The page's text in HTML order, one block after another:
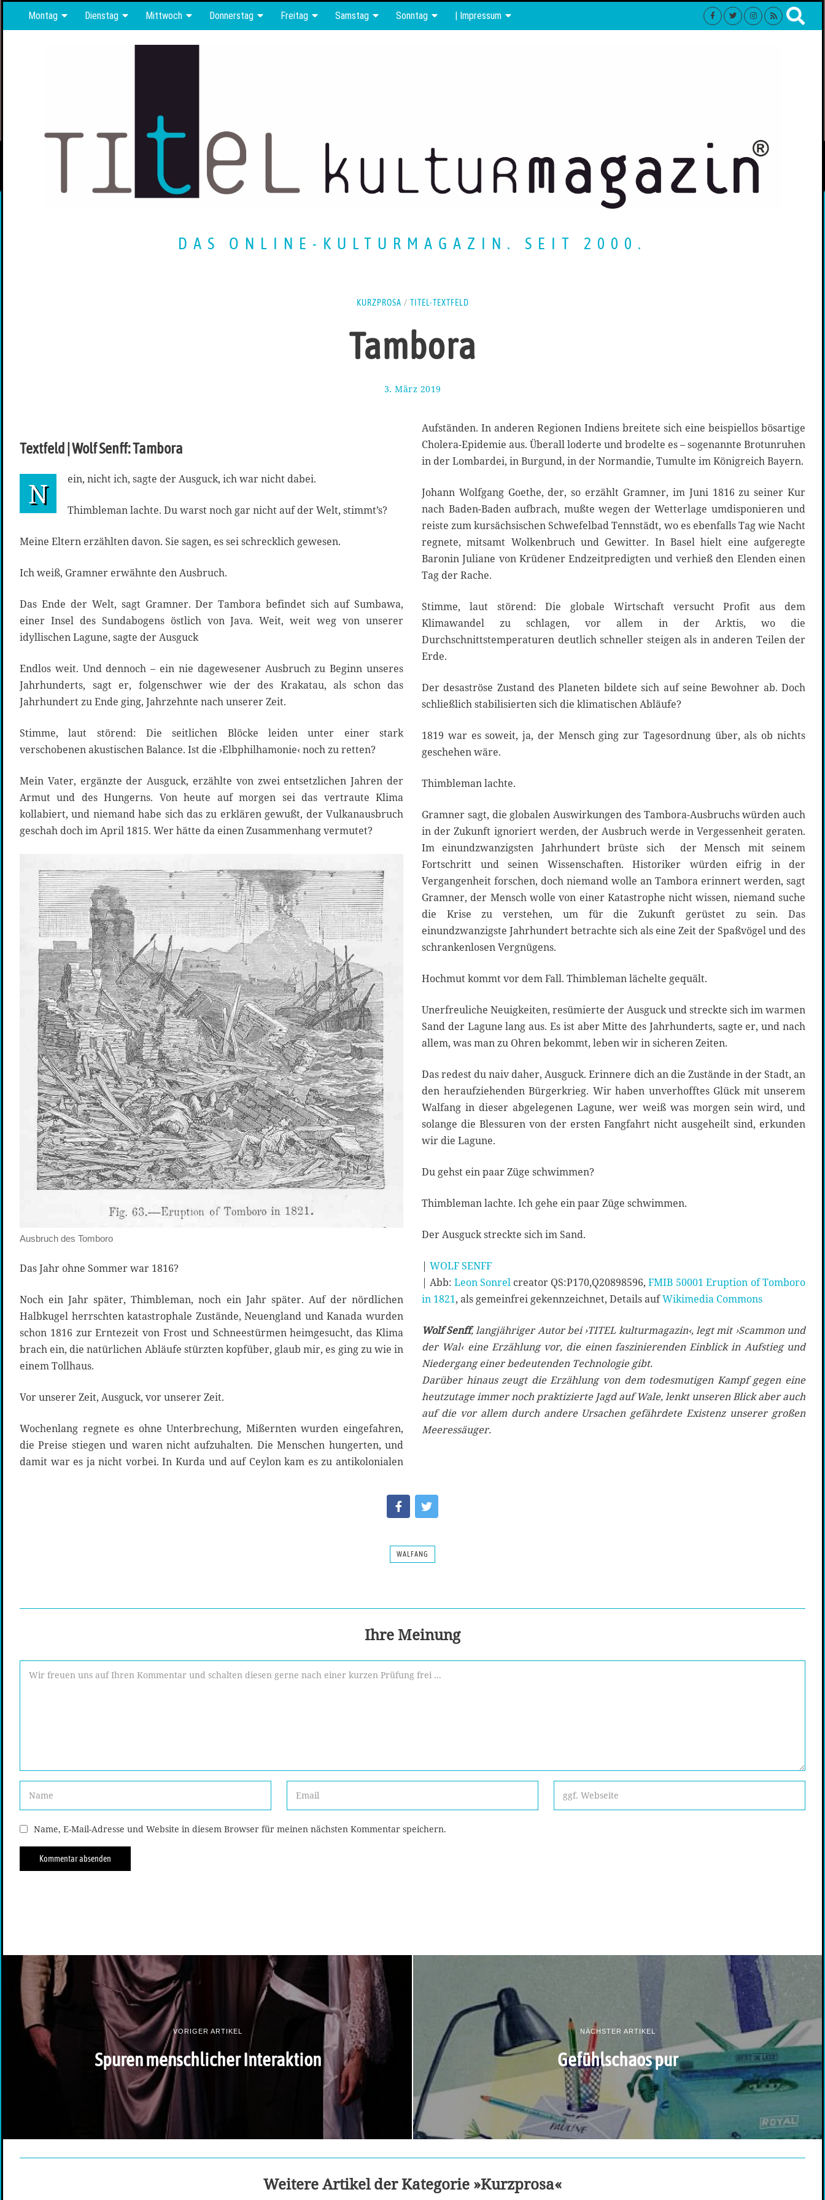
Montag Dienstag Mittwoch Donnerstag Freitag Samstag Sonntag | Impressum
DAS ONLINE-KULTURMAGAZIN. SEIT 2000.
KURZPROSA / TITEL-TEXTFELD
Tambora
3. März 2019
ä
r
z
2
9
Textfeld | Wolf Senff: Tambora
N ein, nicht ich, sagte der Ausguck, ich war nicht dabei.
Thimbleman lachte. Du warst noch gar nicht auf der Welt, stimmt’s?
Meine Eltern erzählten davon. Sie sagen, es sei schrecklich gewesen.
Ich weiß, Gramner erwähnte den Ausbruch.
Das Ende der Welt, sagt Gramner. Der Tambora befindet sich auf Sumbawa,
einer Insel des Sundabogens östlich von Java. Weit, weit weg von unserer
idyllischen Lagune, sagte der Ausguck
Endlos weit. Und dennoch – ein nie dagewesener Ausbruch zu Beginn unseres
Jahrhunderts, sagt er, folgenschwer wie der des Krakatau, als schon das
Jahrhundert zu Ende ging, Jahrzehnte nach unserer Zeit.
Stimme, laut störend: Die seitlichen Blöcke leiden unter einer stark
verschobenen akustischen Balance. Ist die ›Elbphilhamonie‹ noch zu retten?
Mein Vater, ergänzte der Ausguck, erzählte von zwei entsetzlichen Jahren der
Armut und des Hungerns. Von heute auf morgen sei das vertraute Klima
kollabiert, und niemand habe sich das zu erklären gewußt, der Vulkanausbruch
geschah doch im April 1815. Wer hätte da einen Zusammenhang vermutet?
Ausbruch des Tomboro
Das Jahr ohne Sommer war 1816?
Noch ein Jahr später, Thimbleman, noch ein Jahr später. Auf der nördlichen
Halbkugel herrschten katastrophale Zustände, Neuengland und Kanada wurden
schon 1816 zur Erntezeit von Frost und Schneestürmen heimgesucht, das Klima
brach ein, die natürlichen Abläufe stürzten kopfüber, glaub mir, es ging zu wie in
einem Tollhaus.
Vor unserer Zeit, Ausguck, vor unserer Zeit.
Wochenlang regnete es ohne Unterbrechung, Mißernten wurden eingefahren,
die Preise stiegen und waren nicht aufzuhalten. Die Menschen hungerten, und
damit war es ja nicht vorbei. In Kurda und auf Ceylon kam es zu antikolonialen
Aufständen. In anderen Regionen Indiens breitete sich eine beispiellos bösartige
Cholera-Epidemie aus. Überall loderte und brodelte es – sogenannte Brotunruhen
in der Lombardei, in Burgund, in der Normandie, Tumulte im Königreich Bayern.
Johann Wolfgang Goethe, der, so erzählt Gramner, im Juni 1816 zu seiner Kur
nach Baden-Baden aufbrach, mußte wegen der Wetterlage umdisponieren und
reiste zum kursächsischen Schwefelbad Tennstädt, wo es ebenfalls Tag wie Nacht
regnete, mitsamt Wolkenbruch und Gewitter. In Basel hielt eine aufgeregte
Baronin Juliane von Krüdener Endzeitpredigten und verhieß den Elenden einen
Tag der Rache.
Stimme, laut störend: Die globale Wirtschaft versucht Profit aus dem
Klimawandel zu schlagen, vor allem in der Arktis, wo die
Durchschnittstemperaturen deutlich schneller steigen als in anderen Teilen der
Erde.
Der desaströse Zustand des Planeten bildete sich auf seine Bewohner ab. Doch
schließlich stabilisierten sich die klimatischen Abläufe?
1819 war es soweit, ja, der Mensch ging zur Tagesordnung über, als ob nichts
geschehen wäre.
Thimbleman lachte.
Gramner sagt, die globalen Auswirkungen des Tambora-Ausbruchs würden auch
in der Zukunft ignoriert werden, der Ausbruch werde in Vergessenheit geraten.
Im einundzwanzigsten Jahrhundert brüste sich der Mensch mit seinem
Fortschritt und seinen Wissenschaften. Historiker würden eifrig in der
Vergangenheit forschen, doch niemand wolle an Tambora erinnert werden, sagt
Gramner, der Mensch wolle von einer Katastrophe nicht wissen, niemand suche
die Krise zu verstehen, um für die Zukunft gerüstet zu sein. Das
einundzwanzigste Jahrhundert betrachte sich als eine Zeit der Spaßvögel und des
schrankenlosen Vergnügens.
Hochmut kommt vor dem Fall. Thimbleman lächelte gequält.
Unerfreuliche Neuigkeiten, resümierte der Ausguck und streckte sich im warmen
Sand der Lagune lang aus. Es ist aber Mitte des Jahrhunderts, sagte er, und nach
allem, was man zu Ohren bekommt, leben wir in sicheren Zeiten.
Das redest du naiv daher, Ausguck. Erinnere dich an die Zustände in der Stadt, an
den heraufziehenden Bürgerkrieg. Wir haben unverhofftes Glück mit unserem
Walfang in dieser abgelegenen Lagune, wer weiß was morgen sein wird, und
solange die Blessuren von der ersten Fangfahrt nicht ausgeheilt sind, erkunden
wir die Lagune.
Du gehst ein paar Züge schwimmen?
Thimbleman lachte. Ich gehe ein paar Züge schwimmen.
Der Ausguck streckte sich im Sand.
| WOLF SENFF
| Abb: Leon Sonrel creator QS:P170,Q20898596, FMIB 50001 Eruption of Tomboro
in 1821, als gemeinfrei gekennzeichnet, Details aufWikimedia Commons
Wolf Senff, langjähriger Autor bei ›TITEL kulturmagazin‹, legt mit ›Scammon und
der Wal‹ eine Erzählung vor, die einen faszinierenden Einblick in Aufstieg und
Niedergang einer bedeutenden Technologie gibt.
Darüber hinaus zeugt die Erzählung von dem todesmutigen Kampf gegen eine
heutzutage immer noch praktizierte Jagd auf Wale, lenkt unseren Blick aber auch
auf die vor allem durch andere Ursachen gefährdete Existenz unserer großen
Meeressäuger.
WALFANG
Ihre Meinung
Name, E-Mail-Adresse und Website in diesem Browser für meinen nächsten Kommentar speichern.
VORIGER ARTIKEL
Spuren menschlicher Interaktion
NÄCHSTER ARTIKEL
Gefühlschaos pur
Weitere Artikel der Kategorie »Kurzprosa«